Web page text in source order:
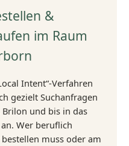
&
im Raum
Intent“-Verfahren
gezielt Suchanfragen
und bis in das
Wer beruflich
muss oder am